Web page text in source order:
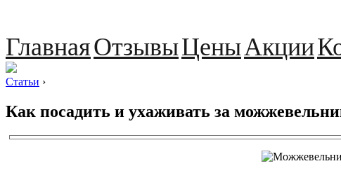
ГлавнаяОтзывыЦеныАкции
Статьи ›
Как посадить и ухаживать за